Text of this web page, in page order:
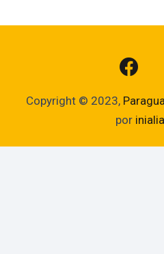
Copyright © 2023,
por